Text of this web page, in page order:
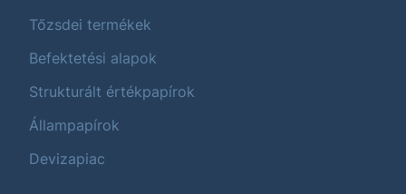
Tőzsdei termékek
Befektetési alapok
Strukturált értékpapírok
Állampapírok
Devizapiac